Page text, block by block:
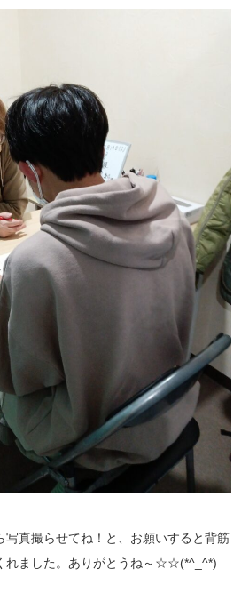
写真撮らせてね！と、お願いすると背筋
れました。ありがとうね～☆☆(*^_^*)